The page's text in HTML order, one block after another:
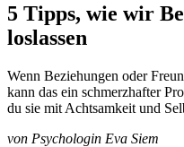
5 Tipps, wie wir
loslassen
Wenn Beziehungen oder
kann das ein schmerzhafter
du sie mit Achtsamkeit und
von Psychologin Eva Siem